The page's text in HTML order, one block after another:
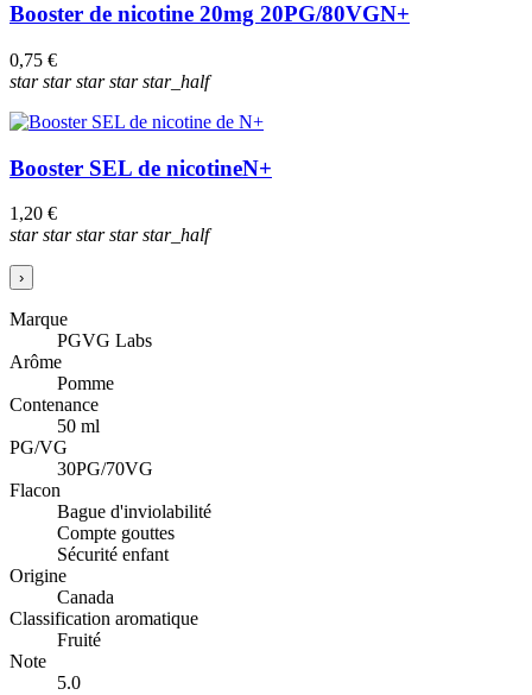
Booster de nicotine 20mg 20PG/80VGN+
0,75 €
starstarstarstarstar_half
Booster SEL de nicotineN+
1,20 €
starstarstarstarstar_half
›
Marque
PGVG Labs
Arôme
Pomme
Contenance
50 ml
PG/VG
30PG/70VG
Flacon
Bague d'inviolabilité
Compte gouttes
Sécurité enfant
Origine
Canada
Classification aromatique
Fruité
Note
5.0